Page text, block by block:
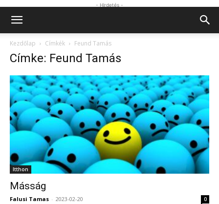
- Hirdetés -
Kezdőlap Címkék Feund Tamás
Címke: Feund Tamás
Itthon
Másság
Falusi Tamas - 2023-02-20 0